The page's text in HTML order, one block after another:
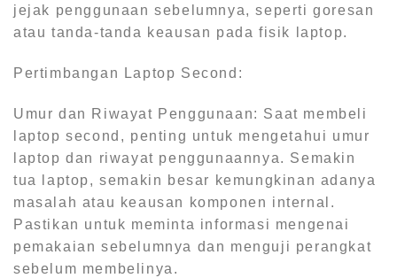
jejak penggunaan sebelumnya, seperti goresan
atau tanda-tanda keausan pada fisik laptop.
Pertimbangan Laptop Second:
Umur dan Riwayat Penggunaan: Saat membeli
laptop second, penting untuk mengetahui umur
laptop dan riwayat penggunaannya. Semakin
tua laptop, semakin besar kemungkinan adanya
masalah atau keausan komponen internal.
Pastikan untuk meminta informasi mengenai
pemakaian sebelumnya dan menguji perangkat
sebelum membelinya.